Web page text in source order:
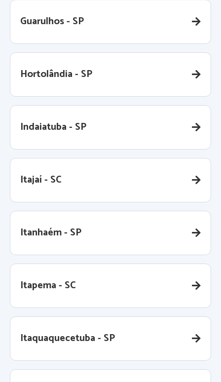
Guarulhos - SP
Hortolândia - SP
Indaiatuba - SP
Itajaí - SC
Itanhaém - SP
Itapema - SC
Itaquaquecetuba - SP